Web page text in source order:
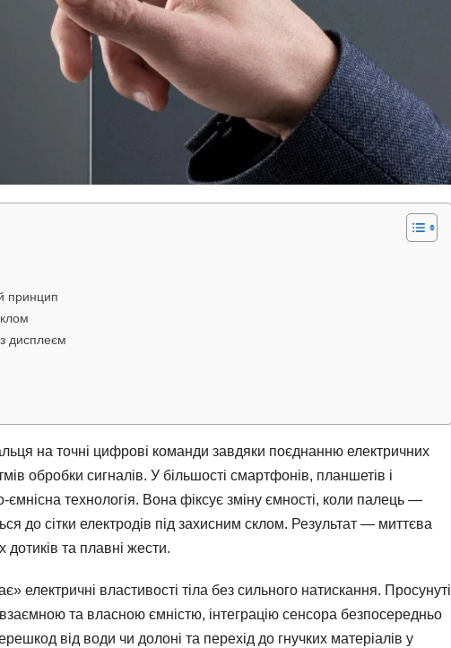
принцип
дисплеєм
на точні цифрові команди завдяки поєднанню електричних
обробки сигналів. У більшості смартфонів, планшетів і
ємнісна технологія. Вона фіксує зміну ємності, коли палець —
до сітки електродів під захисним склом. Результат — миттєва
дотиків та плавні жести.
електричні властивості тіла без сильного натискання. Просунуті
та власною ємністю, інтеграцію сенсора безпосередньо
від води чи долоні та перехід до гнучких матеріалів у